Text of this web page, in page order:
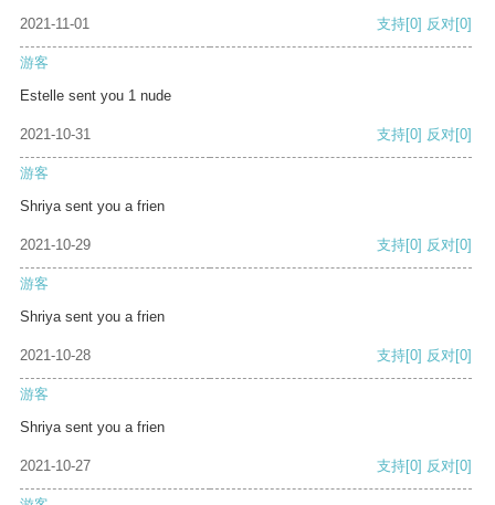
2021-11-01 支持[0] 反对[0]
游客
Estelle sent you 1 nude
2021-10-31 支持[0] 反对[0]
游客
Shriya sent you a frien
2021-10-29 支持[0] 反对[0]
游客
Shriya sent you a frien
2021-10-28 支持[0] 反对[0]
游客
Shriya sent you a frien
2021-10-27 支持[0] 反对[0]